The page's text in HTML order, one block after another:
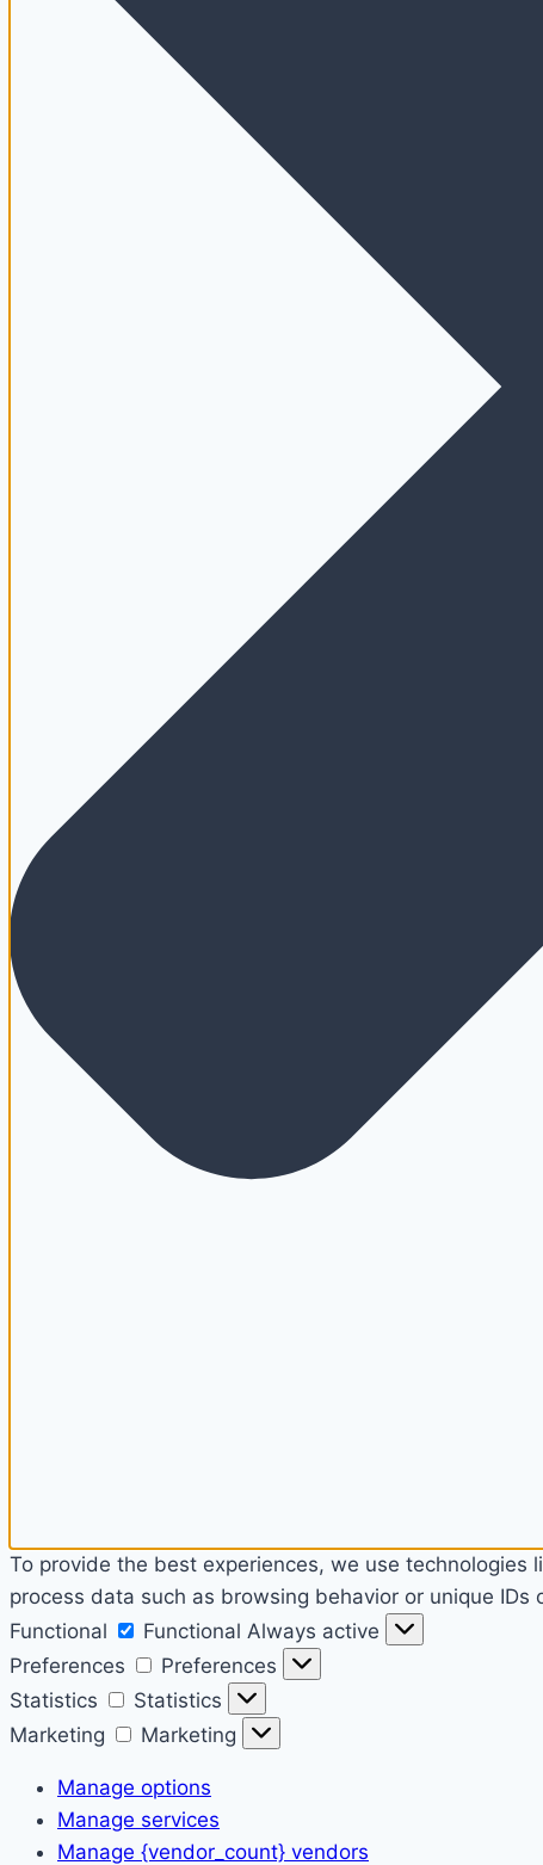
To provide the best experiences, we use
process data such as browsing behavior or unique
Functional
Functional Always active
Preferences
Preferences
Statistics
Statistics
Marketing
Marketing
Manage options
Manage services
Manage {vendor_count} vendors